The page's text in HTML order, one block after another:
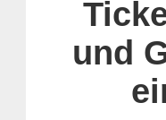
und